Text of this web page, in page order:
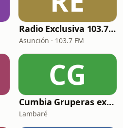
Radio Exclusiva 103.7 FM
Asunción · 103.7 FM
CG
Cumbia Gruperas exitos inmortales Radio
Lambaré